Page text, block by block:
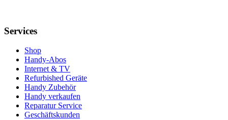
Services
Shop
Handy-Abos
Internet & TV
Refurbished Geräte
Handy Zubehör
Handy verkaufen
Reparatur Service
Geschäftskunden